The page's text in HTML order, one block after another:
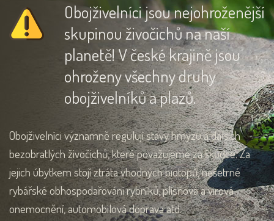
Obojživelníci jsou nejohroženější
skupinou živočichů na naší
planetě! V české krajině jsou
ohroženy všechny druhy
obojživelníků a plazů.
Obojživelníci významně regulují stavy hmyzu a dalších
bezobratlých živočichů, které považujeme za škůdce. Za
jejich úbytkem stojí ztráta vhodných biotopů, nešetrné
rybářské obhospodařování rybníků, plísňová a virová
onemocnění, automobilová doprava atd.